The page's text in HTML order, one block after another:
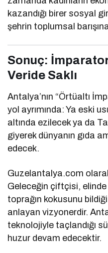
kazandığı birer sosyal
şehrin toplumsal
Sonuç:
Veride Saklı
Antalya’nın “Örtüaltı
yol ayrımında: Ya eski
altında ezilecek ya da
giyerek dünyanın gıda
edecek.
Guzelantalya.com
Geleceğin çiftçisi,
toprağın kokusunu
anlayan vizyonerdir.
teknolojiyle taçlandığı
huzur devam edecektir.